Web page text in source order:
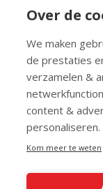
Over de
We maken
de prestaties
verzamelen &
content &
personaliseren.
Kom meer te weten
Bibliotheek
Info en service
FAQ
Doneren
Privacy
Voorwaarden
Meedoen